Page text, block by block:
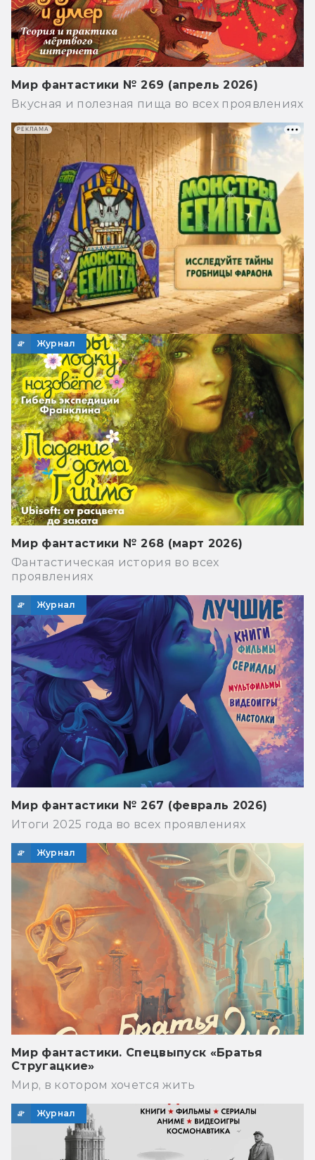
Мир фантастики № 269 (апрель 2026)
Вкусная и полезная пища во всех проявлениях
Журнал
Мир фантастики № 268 (март 2026)
Фантастическая история во всех
проявлениях
Журнал
Мир фантастики № 267 (февраль 2026)
Итоги 2025 года во всех проявлениях
Журнал
Мир фантастики. Спецвыпуск «Братья
Стругацкие»
Мир, в котором хочется жить
Журнал
РЕКЛАМА